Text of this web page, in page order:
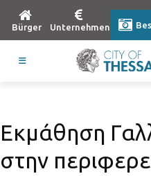
Bürger Unternehmen
Εκμάθηση
στην